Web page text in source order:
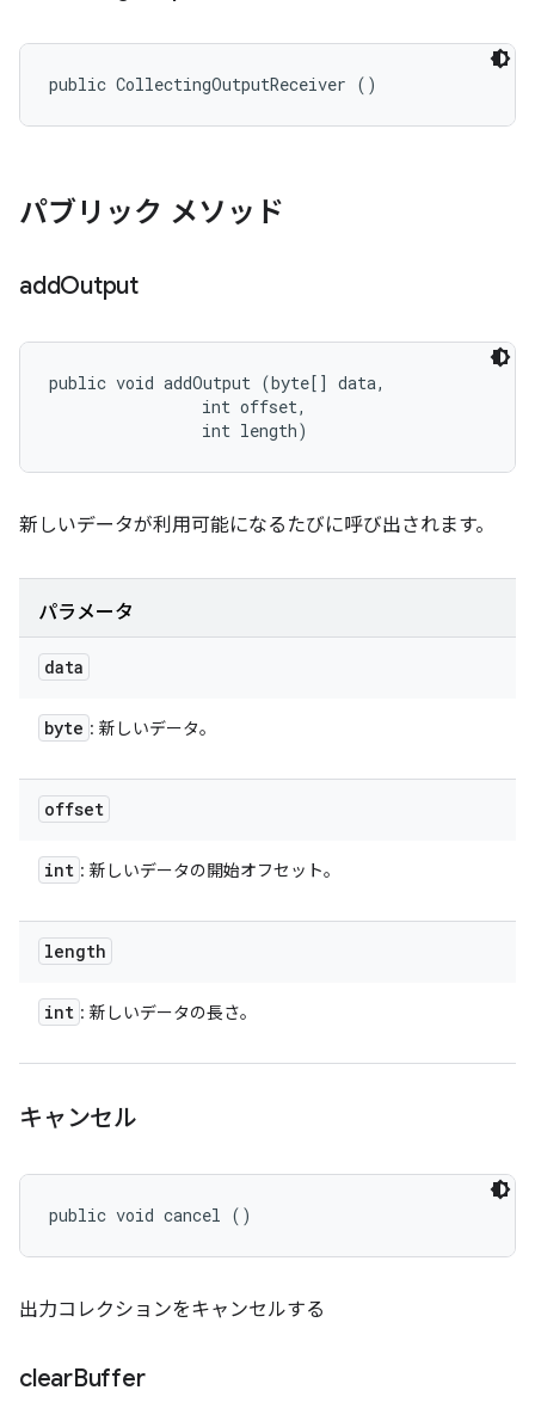
public CollectingOutputReceiver ()
パブリック メソッド
addOutput
public void addOutput (byte[] data,
                int offset,
                int length)
新しいデータが利用可能になるたびに呼び出されます。
パラメータ
data
byte : 新しいデータ。
offset
int : 新しいデータの開始オフセット。
length
int : 新しいデータの長さ。
キャンセル
public void cancel ()
出力コレクションをキャンセルする
clearBuffer